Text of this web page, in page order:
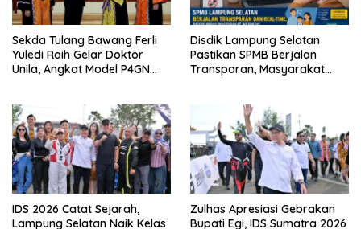
Sekda Tulang Bawang Ferli
Yuledi Raih Gelar Doktor
Unila, Angkat Model P4GN
Disdik Lampung Selatan
Pastikan SPMB Berjalan
Transparan, Masyarakat
IDS 2026 Catat Sejarah,
Lampung Selatan Naik Kelas
Zulhas Apresiasi Gebrakan
Bupati Egi, IDS Sumatra 2026